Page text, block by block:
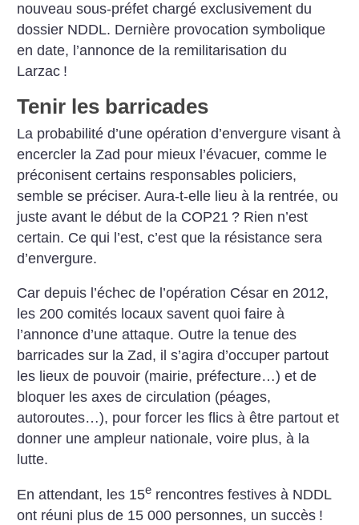
nouveau sous-préfet chargé exclusivement du
dossier NDDL. Dernière provocation symbolique
en date, l’annonce de la remilitarisation du
Larzac !
Tenir les barricades
La probabilité d’une opération d’envergure visant à
encercler la Zad pour mieux l’évacuer, comme le
préconisent certains responsables policiers,
semble se préciser. Aura-t-elle lieu à la rentrée, ou
juste avant le début de la COP21 ? Rien n’est
certain. Ce qui l’est, c’est que la résistance sera
d’envergure.
Car depuis l’échec de l’opération César en 2012,
les 200 comités locaux savent quoi faire à
l’annonce d’une attaque. Outre la tenue des
barricades sur la Zad, il s’agira d’occuper partout
les lieux de pouvoir (mairie, préfecture…) et de
bloquer les axes de circulation (péages,
autoroutes…), pour forcer les flics à être partout et
donner une ampleur nationale, voire plus, à la
lutte.
En attendant, les 15e rencontres festives à NDDL
ont réuni plus de 15 000 personnes, un succès !